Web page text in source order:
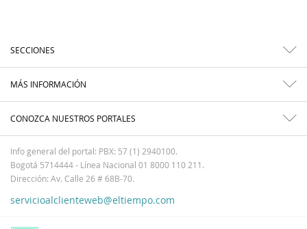
SECCIONES
MÁS INFORMACIÓN
CONOZCA NUESTROS PORTALES
Info general del portal: PBX: 57 (1) 2940100.
Bogotá 5714444 - Línea Nacional 01 8000 110 211.
Dirección: Av. Calle 26 # 68B-70.
servicioalclienteweb@eltiempo.com